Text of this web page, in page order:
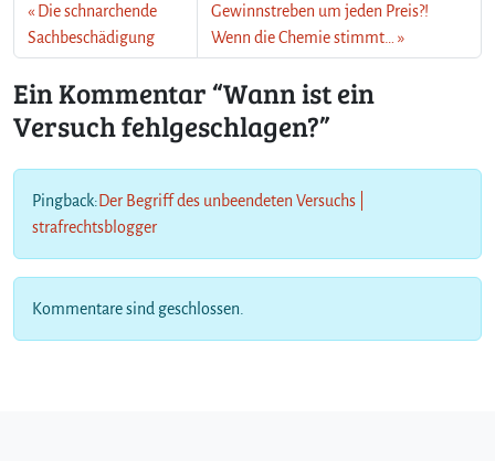
Die schnarchende
Sachbeschädigung
Gewinnstreben um jeden Preis?!
Wenn die Chemie stimmt…
Ein Kommentar “Wann ist ein
Versuch fehlgeschlagen?”
Pingback:Der Begriff des unbeendeten Versuchs |
strafrechtsblogger
Kommentare sind geschlossen.